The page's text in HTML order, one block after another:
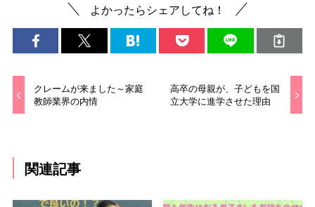
よかったらシェアしてね！
クレームが来ました～家庭
教師業界の内情
高卒の母親が、子どもを国
立大学に進学させた理由
関連記事